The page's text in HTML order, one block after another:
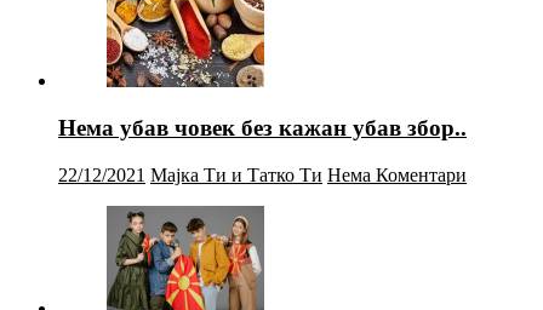
Нема убав човек без кажан убав збор..
22/12/2021 Мајка Ти и Татко Ти Нема Коментари